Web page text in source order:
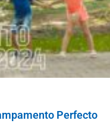
Perfecto